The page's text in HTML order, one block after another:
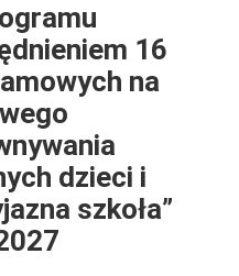
16
na
dzieci i
szkoła”